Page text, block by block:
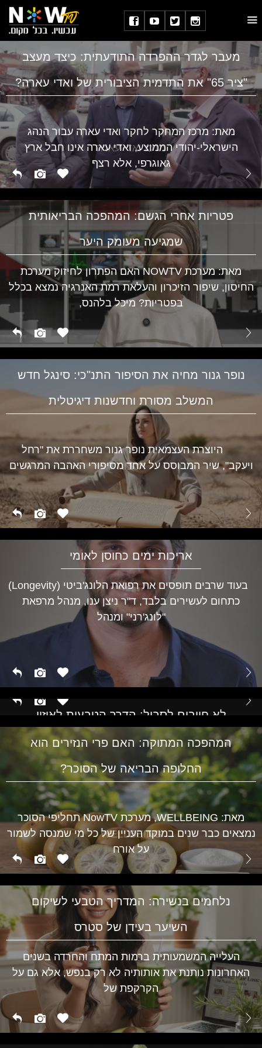
מעבר לגדר ההפרדה התודעתית: כיצד מעצב
"ציר 65" את התדמית הציבורית של ואדי עארה?
מרכז ואדי עארה
מאת: מרכז המחקר לחקר ואדי עארה עבור הנהג
הישראלי-יהודי הממוצע, ואדי עארה אינו חבל ארץ
גאוגרפי, אלא רצף
פטריות אחרי הגשם: המהפכה הבריאותית
שמגיעה מעומק היער
מאת: מערכת NOWTV האם הפתרון לחיזוק מערכת
החיסון, שיפור הזיכרון והעלאת רמת האנרגיה נמצא בכלל
בפטריות? מיכל בלהנס,
נופר גנור מחיה את הסיפור התנ"כי: סינגל חדש
המשלב מסורת וחדשנות דיגיטלית
תרבות
היוצרת העצמאית נופר גנור משחררת את "רחל
ויעקב", שיר המבוסס על אחד מסיפורי האהבה המרגשים
אריכות ימים כחוסן לאומי
בעוד שרבים תופסים את רפואת הלונג'ביטי (Longevity)
כתחום לעשירים בלבד, ד"ר ניצן ענו, מנהל מרפאת
"לונג'רני" ומנהל
לא חייבים לסבול: הדרך הטבעית לאיזון
הורמונלי בכל גיל
WELLBEING
מגלי חום בגיל המעבר ועד לתסמיני PMS אצל נערות –
השינויים ההורמונליים משפיעים על מצב הרוח, השינה
המהפכה המתוקה: האם פרי הנזירים הוא
החלופה הבריאה של הסוכר?
WELLBEING
מאת: WELLBEING, מערכת NowTV תחליפי הסוכר
נמצאים כבר שנים במוקד העניין של כל מי שמנסה לשמור
על אורח
נלחמים בנשירה: המדריך הטבעי לשיקום
השיער בעידן של סטרס
העלייה המשמעותית ברמות המתח והחרדה בשנים
האחרונות נותנת את אותותיה לא רק בנפש, אלא גם על
הקרקפת של